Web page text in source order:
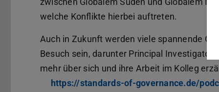
welche Konflikte hierbei auftreten.
Auch in Zukunft werden viele spannende
Besuch sein, darunter Principal
mehr über sich und ihre Arbeit im Kolleg
https://standards-of-governance.de/